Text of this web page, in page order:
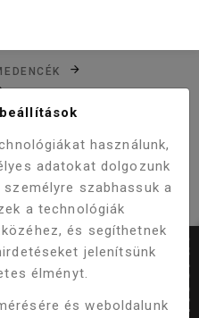
MEDENCÉHEZ
használunk,
adatokat dolgozunk
szabhassuk a
a technológiák
és segíthetnek
jelenítsünk
élményt.
és weboldalunk